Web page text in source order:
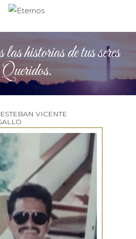
historias de tus seres
Queridos.
VICENTE